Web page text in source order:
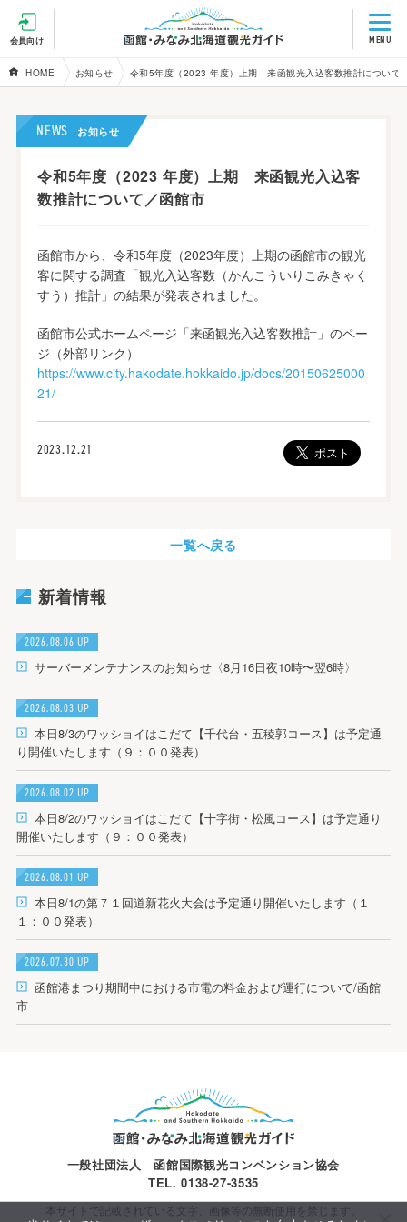
MENU
会員向け
HOME お知らせ 令和5年度（2023 年度）上期 来函観光入込客数推計について
NEWS お知らせ
令和5年度（2023 年度）上期 来函観光入込客
数推計について／函館市
函館市から、令和5年度（2023年度）上期の函館市の観光
客に関する調査「観光入込客数（かんこういりこみきゃく
すう）推計」の結果が発表されました。
函館市公式ホームページ「来函観光入込客数推計」のペー
ジ（外部リンク）
https://www.city.hakodate.hokkaido.jp/docs/20150625000
21/
2023.12.21
一覧へ戻る
新着情報
2026.08.06 UP
サーバーメンテナンスのお知らせ〈8月16日夜10時〜翌6時〉
2026.08.03 UP
本日8/3のワッショイはこだて【千代台・五稜郭コース】は予定通
り開催いたします（９：００発表）
2026.08.02 UP
本日8/2のワッショイはこだて【十字街・松風コース】は予定通り
開催いたします（９：００発表）
2026.08.01 UP
本日8/1の第７１回道新花火大会は予定通り開催いたします（１
１：００発表）
2026.07.30 UP
函館港まつり期間中における市電の料金および運行について/函館
市
一般社団法人 函館国際観光コンベンション協会
TEL. 0138-27-3535
本サイトで記載されている文字、画像等の無断使用を禁じます。